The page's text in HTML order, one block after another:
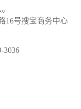
号搜宝商务中心
3036